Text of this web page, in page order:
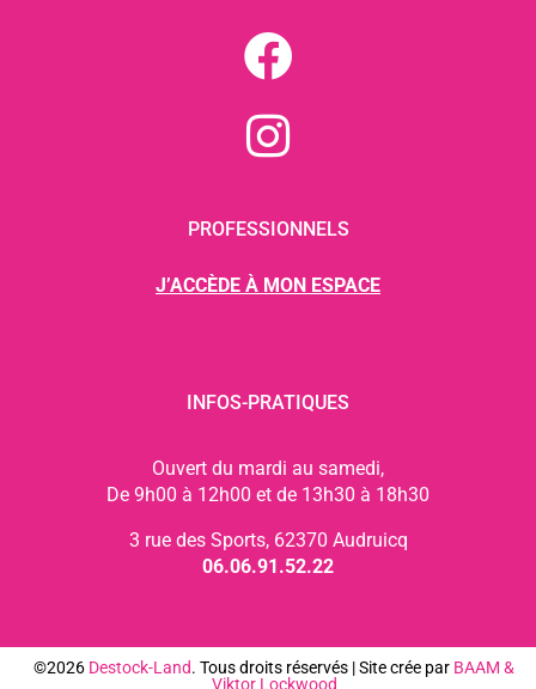
PROFESSIONNELS
J’ACCÈDE À MON ESPACE
INFOS-PRATIQUES
Ouvert du mardi au samedi,
De 9h00 à 12h00 et de 13h30 à 18h30
3 rue des Sports, 62370 Audruicq
06.06.91.52.22
©2026 Destock-Land. Tous droits réservés | Site crée par BAAM &
Viktor Lockwood